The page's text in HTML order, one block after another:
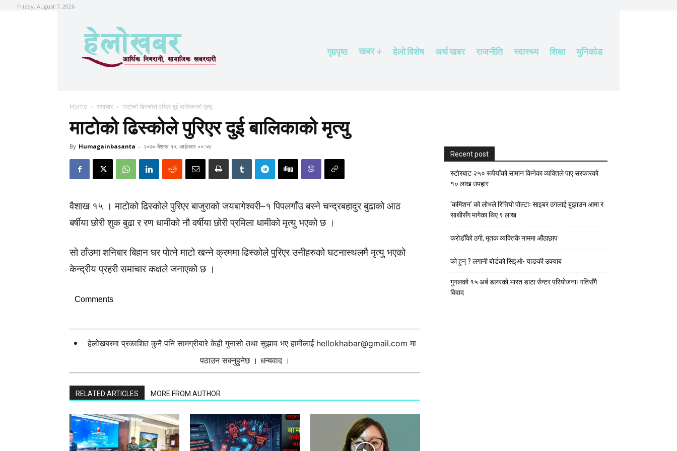
Friday, August 7, 2026
गृहपृष्ठ खबर हेलाे विशेष अर्थ खबर राजनीति स्वास्थ्य शिक्षा युनिकोड
Home समाचार माटोको ढिस्कोले पुरिएर दुई बालिकाको मृत्यु
माटोको ढिस्कोले पुरिएर दुई बालिकाको मृत्यु
By Humagainbasanta - २०७० बैशाख १५, आईतवार ००:५७
वैशाख १५ । माटोको ढिस्कोले पुरिएर बाजुराको जयबागेश्वरी–१ पिपलगाँउ बस्ने चन्द्रबहादुर बुढाको आठ
बर्षीया छोरी शुक बुढा र रण धामीको नौ वर्षीया छोरी प्रमिला धामीको मृत्यु भएको छ ।
सो ठाँउमा शनिबार बिहान घर पोत्ने माटो खन्ने क्रममा ढिस्कोले पुरिएर उनीहरुको घटनास्थलमै मृत्यु भएको
केन्द्रीय प्रहरी समाचार कक्षले जनाएको छ ।
Comments
हेलोखबरमा प्रकाशित कुनै पनि सामग्रीबारे केही गुनासो तथा सुझाव भए हामीलाई hellokhabar@gmail.com मा
पठाउन सक्नुहुनेछ । धन्यवाद ।
RELATED ARTICLES MORE FROM AUTHOR
Recent post
स्टाेरबाट २५० रूपैयाँको सामान किनेका व्यक्तिले पाए सरकारको
१० लाख उपहार
‘कमिशन’ को लोभले रित्तियो पोल्टाः साइबर ठगलाई बुझाउन आमा र
साथीसँग मागेका थिए ९ लाख
करोडौँको ठगी, मृतक व्यक्तिकै नाममा औंठाछाप
को हुन् ? लगानी बोर्डको सिइओ- याङकी उक्याब
गुगलको १५ अर्ब डलरको भारत डाटा सेन्टर परियोजनाः गतिसँगै
विवाद